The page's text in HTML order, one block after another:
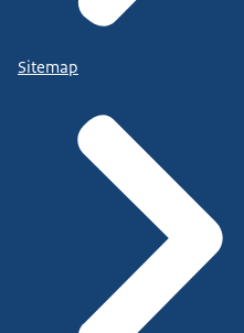
Sitemap